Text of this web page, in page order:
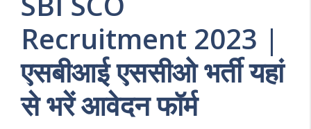
Recruitment 2023 |
एसबीआई एससीओ भर्ती यहां
से भरें आवेदन फॉर्म